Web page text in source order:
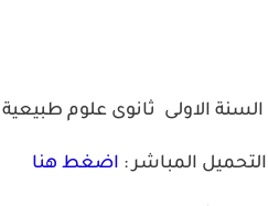
الاولى ثانوى علوم طبيعية
التحميل المباشر : اضغط هنا